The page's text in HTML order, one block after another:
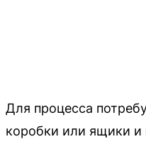
Для процесса
коробки или ящики и